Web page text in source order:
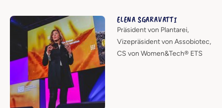
ELENA SGARAVATTI
Präsident von Plantarei,
Vizepräsident von Assobiotec,
CS von Women&Tech® ETS